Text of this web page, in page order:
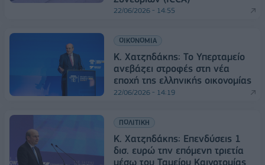
22/06/2026 - 14:55
ΟΙΚΟΝΟΜΙΑ
Κ. Χατζηδάκης: Το Υπερταμείο
ανεβάζει στροφές στη νέα
εποχή της ελληνικής οικονομίας
22/06/2026 - 14:19
ΠΟΛΙΤΙΚΗ
Κ. Χατζηδάκης: Επενδύσεις 1
δισ. ευρώ την επόμενη τριετία
μέσω του Ταμείου Καινοτομίας